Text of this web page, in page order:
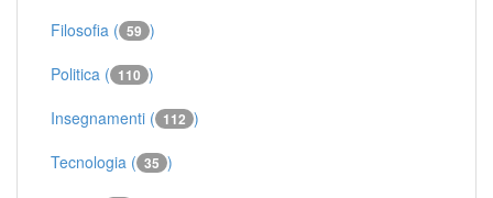
Filosofia ( 59 )
Politica ( 110 )
Insegnamenti ( 112 )
Tecnologia ( 35 )